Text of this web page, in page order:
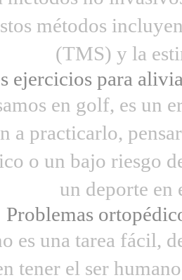
métodos
(TMS) y la
ejercicios para
en golf, es un
a practicarlo,
o un bajo riesgo
un deporte en
Problemas
es una tarea fácil,
tener el ser